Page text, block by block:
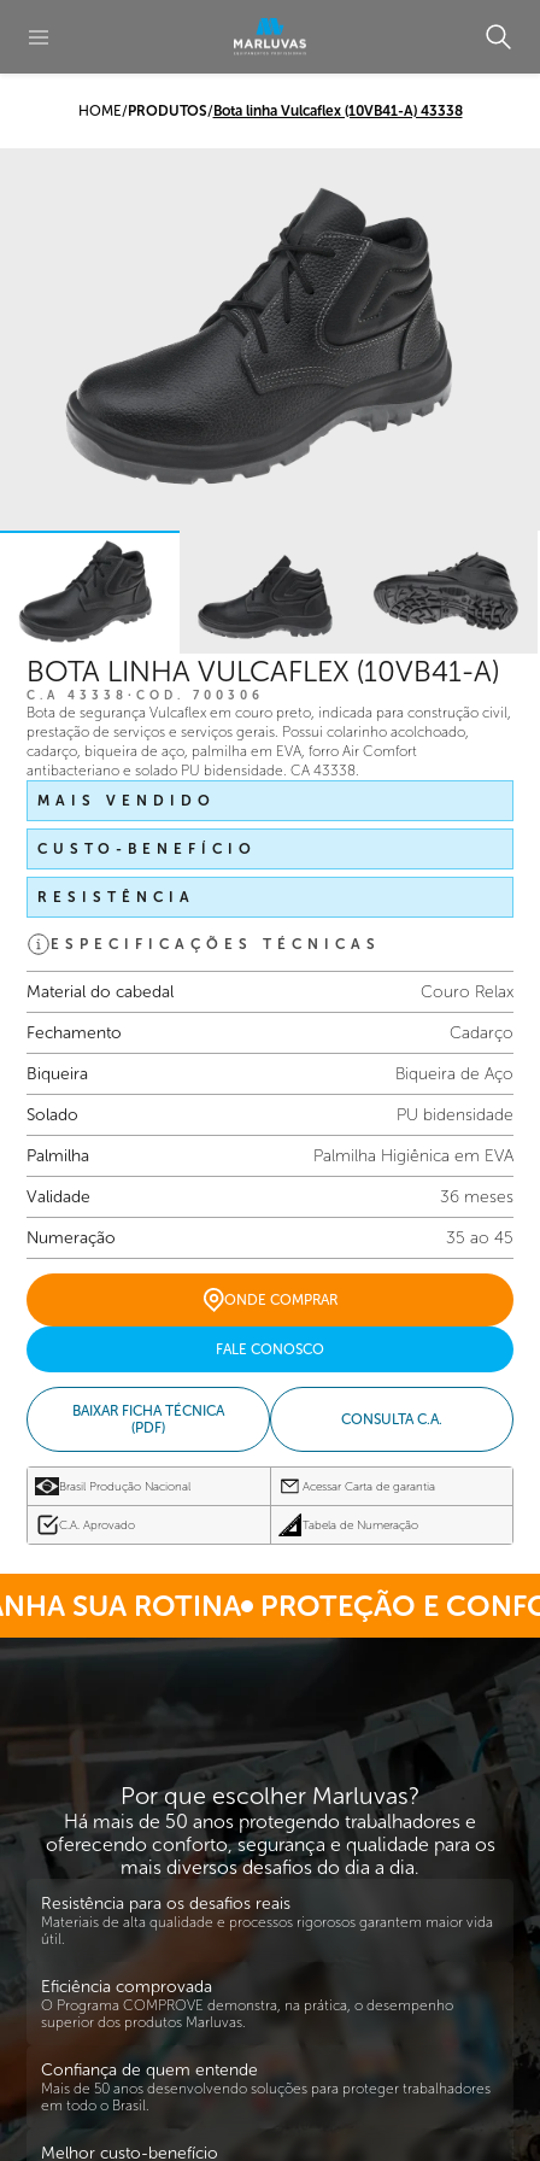
HOME/PRODUTOS/Bota linha Vulcaflex (10VB41-A) 43338
BOTA LINHA VULCAFLEX (10VB41-A)
C.A 43338∙COD. 700306
Bota de segurança Vulcaflex em couro preto, indicada para construção civil,
prestação de serviços e serviços gerais. Possui colarinho acolchoado,
cadarço, biqueira de aço, palmilha em EVA, forro Air Comfort
antibacteriano e solado PU bidensidade. CA 43338.
MAIS VENDIDO
CUSTO-BENEFÍCIO
RESISTÊNCIA
ESPECIFICAÇÕES TÉCNICAS
Material do cabedal
Couro Relax
Fechamento
Cadarço
Biqueira
Biqueira de Aço
Solado
PU bidensidade
Palmilha
Palmilha Higiênica em EVA
Validade
36 meses
Numeração
35 ao 45
ONDE COMPRAR
FALE CONOSCO
BAIXAR FICHA TÉCNICA
(PDF)
CONSULTA C.A.
Brasil Produção Nacional Acessar Carta de garantia
C.A. Aprovado Tabela de Numeração
SUA ROTINA PROTEÇÃO E
Por que escolher Marluvas?
Há mais de 50 anos protegendo trabalhadores e
oferecendo conforto, segurança e qualidade para os
mais diversos desafios do dia a dia.
Resistência para os desafios reais
Materiais de alta qualidade e processos rigorosos garantem maior vida
útil.
Eficiência comprovada
O Programa COMPROVE demonstra, na prática, o desempenho
superior dos produtos Marluvas.
Confiança de quem entende
Mais de 50 anos desenvolvendo soluções para proteger trabalhadores
em todo o Brasil.
Melhor custo-benefício